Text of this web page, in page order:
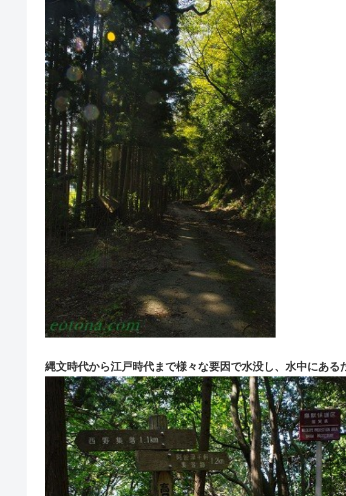
縄文時代から江戸時代まで様々な要因で水没し、水中にある